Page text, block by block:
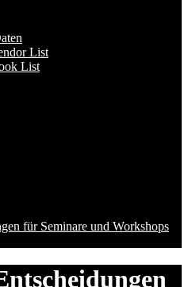
List
List
für Seminare und Workshops